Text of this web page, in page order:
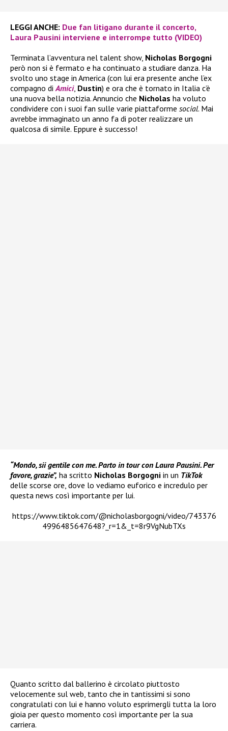
LEGGI ANCHE: Due fan litigano durante il concerto,
Laura Pausini interviene e interrompe tutto (VIDEO)
Terminata l’avventura nel talent show, Nicholas Borgogni
però non si è fermato e ha continuato a studiare danza. Ha
svolto uno stage in America (con lui era presente anche l’ex
compagno diAmici, Dustin) e ora che è tornato in Italia c’è
una nuova bella notizia. Annuncio che Nicholas ha voluto
condividere con i suoi fan sulle varie piattaforme social. Mai
avrebbe immaginato un anno fa di poter realizzare un
qualcosa di simile. Eppure è successo!
“Mondo, sii gentile con me. Parto in tour con Laura Pausini. Per
favore, grazie”, ha scritto Nicholas Borgogni in un TikTok
delle scorse ore, dove lo vediamo euforico e incredulo per
questa news così importante per lui.
https://www.tiktok.com/@nicholasborgogni/video/743376
4996485647648?_r=1&_t=8r9VgNubTXs
Quanto scritto dal ballerino è circolato piuttosto
velocemente sul web, tanto che in tantissimi si sono
congratulati con lui e hanno voluto esprimergli tutta la loro
gioia per questo momento così importante per la sua
carriera.